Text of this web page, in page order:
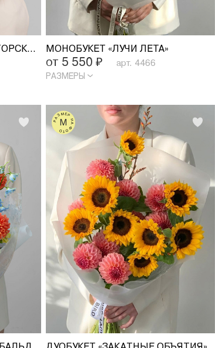
«ВЕСЕННИЙ РАССВЕТ» АВТОРСКИЙ БУКЕТ МОНОБУКЕТ «ЛУЧИ ЛЕТА»
от 5 550₽ арт. 4466
РАЗМЕРЫ
РАЗМЕР НА ФОТО
M